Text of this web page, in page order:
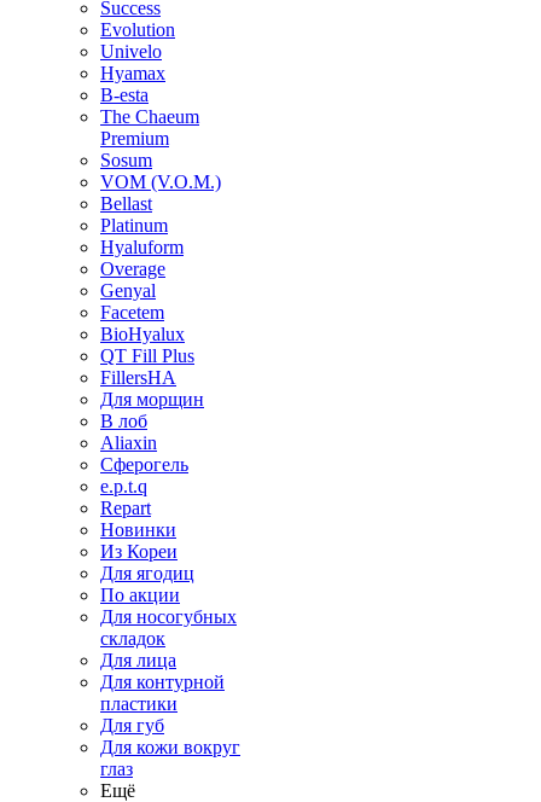
Success
Evolution
Univelo
Hyamax
B-esta
The Chaeum
Premium
Sosum
VOM (V.O.M.)
Bellast
Platinum
Hyaluform
Overage
Genyal
Facetem
BioHyalux
QT Fill Plus
FillersHA
Для морщин
В лоб
Aliaxin
Сферогель
e.p.t.q
Repart
Новинки
Из Кореи
Для ягодиц
По акции
Для носогубных
складок
Для лица
Для контурной
пластики
Для губ
Для кожи вокруг
глаз
Ещё